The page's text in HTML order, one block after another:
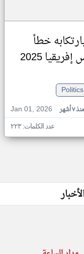
خطأ
2025
Politics
Jan 01, 2026
منذ ٧ أشهر
عدد الكلمات: ٢٢٣